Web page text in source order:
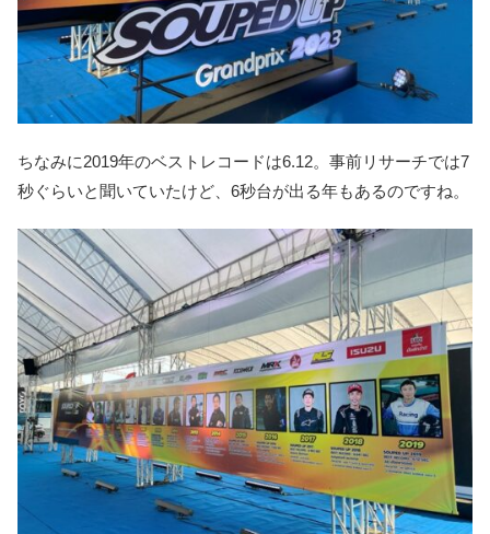
ちなみに2019年のベストレコードは6.12。事前リサーチでは7
秒ぐらいと聞いていたけど、6秒台が出る年もあるのですね。